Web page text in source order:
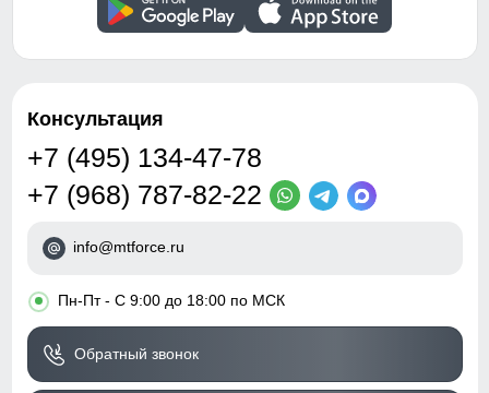
Консультация
+7 (495) 134-47-78
+7 (968) 787-82-22
info@mtforce.ru
• Пн-Пт - С 9:00 до 18:00 по МСК
Обратный звонок